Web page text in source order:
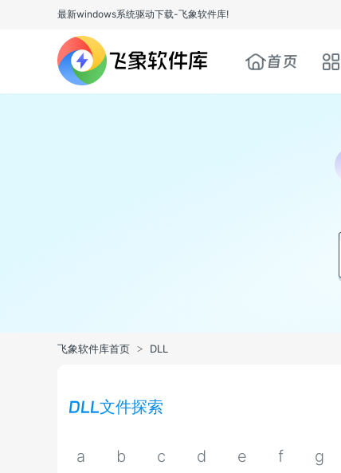
最新windows系统驱动下载-飞象软件库!
首页
飞象软件库首页 > DLL
DLL文件探索
a b c d e f g